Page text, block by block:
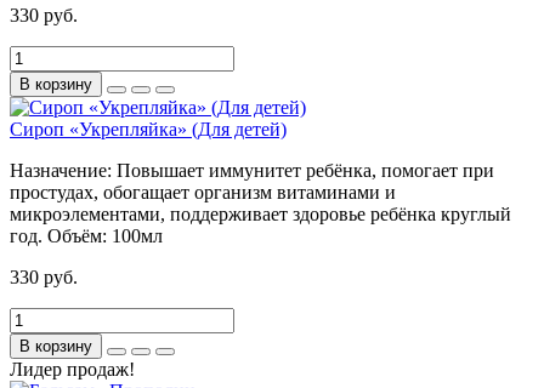
330 руб.
В корзину
Сироп «Укрепляйка» (Для детей)
Назначение: Повышает иммунитет ребёнка, помогает при
простудах, обогащает организм витаминами и
микроэлементами, поддерживает здоровье ребёнка круглый
год. Объём: 100мл
330 руб.
В корзину
Лидер продаж!